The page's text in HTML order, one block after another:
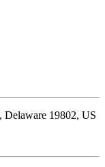
19802, US